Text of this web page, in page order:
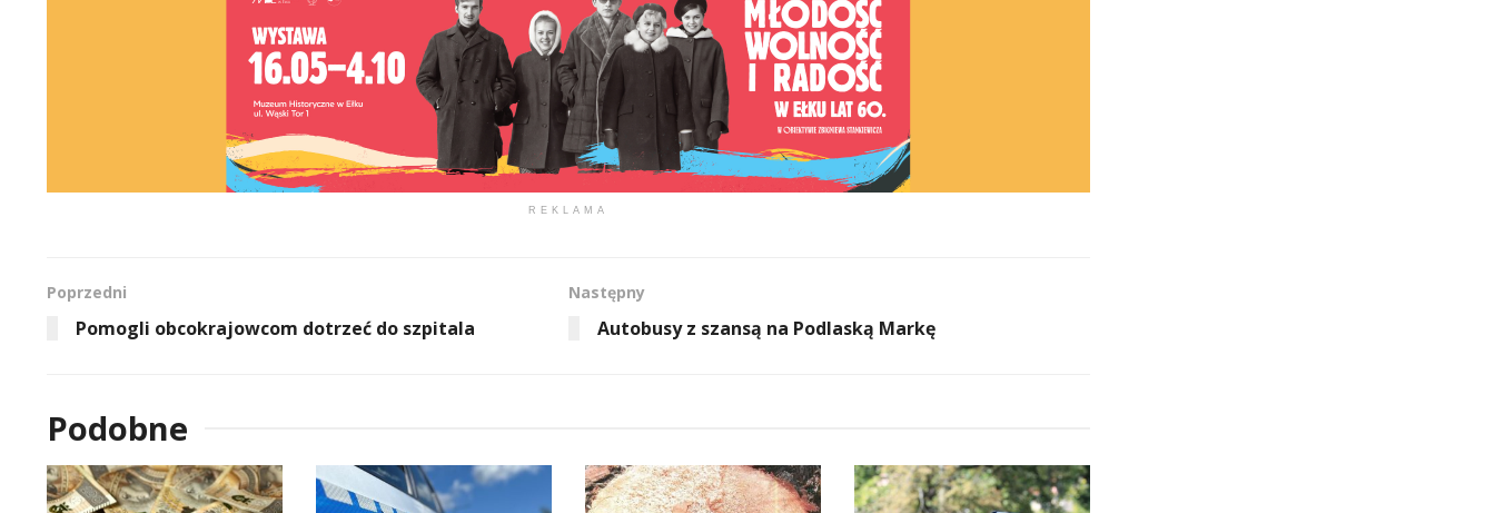
REKLAMA
Poprzedni
Pomogli obcokrajowcom dotrzeć do szpitala
Następny
Autobusy z szansą na Podlaską Markę
Podobne